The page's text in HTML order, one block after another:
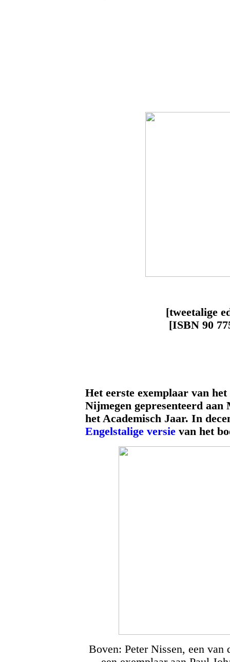
[tweetalige
[ISBN 90
Het eerste exemplaar van
Nijmegen gepresenteerd
het Academisch Jaar. In
Engelstalige versie van het
Boven: Peter Nissen, een van